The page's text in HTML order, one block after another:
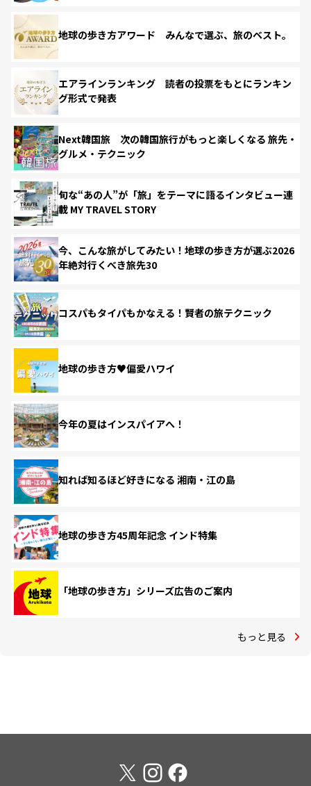
地球の歩き方アワード みんなで選ぶ、旅のベスト。
エアラインランキング 読者の投票をもとにランキン
グ形式で発表
Next韓国旅 次の韓国旅行がもっと楽しくなる 旅先・
グルメ・テクニック
旬な“あの人”が「旅」をテーマに語るインタビュー連
載 MY TRAVEL STORY
今、こんな旅がしてみたい！地球の歩き方が選ぶ2026
年絶対行くべき旅先30
コスパもタイパもかなえる！賢者の旅テクニック
地球の歩き方♥偏愛ハワイ
今年の夏はインスパイアへ！
知れば知るほど好きになる 湘南・江の島
地球の歩き方45周年記念 インド特集
「地球の歩き方」シリーズ広告のご案内
もっと見る